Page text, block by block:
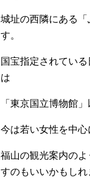
城址の西隣にある
す。
国宝指定されてい
は
「東京国立博物館
今は若い女性を中心
福山の観光案内の
すのもいいかもしれ